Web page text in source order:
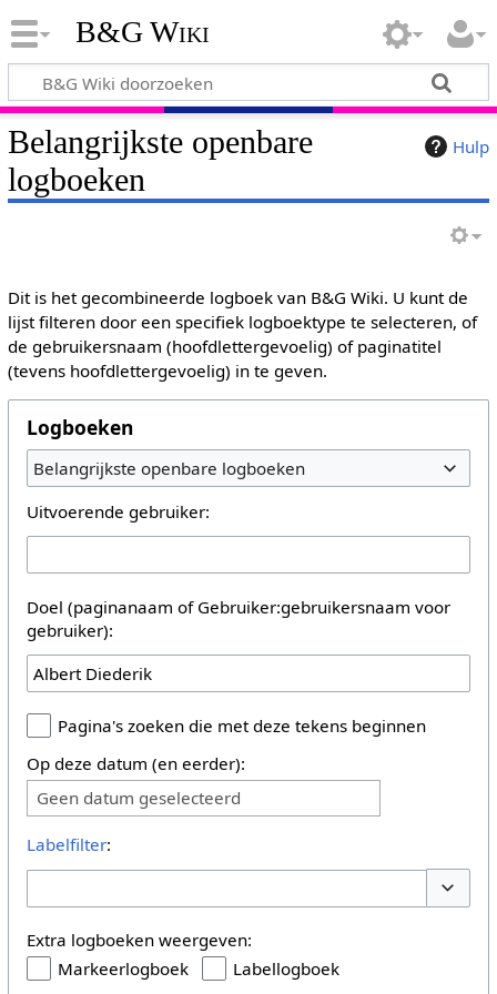
B&G Wiki
Hulp
Belangrijkste openbare
logboeken
Dit is het gecombineerde logboek van B&G Wiki. U kunt de
lijst filteren door een specifiek logboektype te selecteren, of
de gebruikersnaam (hoofdlettergevoelig) of paginatitel
(tevens hoofdlettergevoelig) in te geven.
Logboeken
Belangrijkste openbare logboeken
Uitvoerende gebruiker:
Doel (paginanaam of Gebruiker:gebruikersnaam voor
gebruiker):
Pagina's zoeken die met deze tekens beginnen
Op deze datum (en eerder):
Geen datum geselecteerd
Labelfilter:
Extra logboeken weergeven:
Markeerlogboek
Labellogboek